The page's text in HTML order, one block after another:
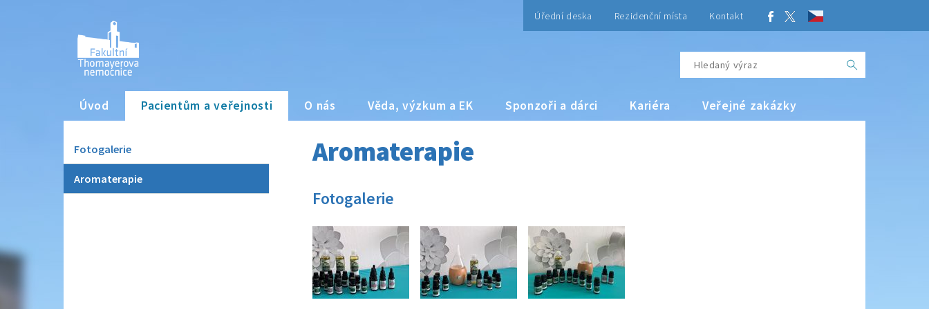
Úřední deska Rezidenční místa Kontakt
Úvod Pacientům a veřejnosti O nás Věda, výzkum a EK Sponzoři a dárci Kariéra Veřejné zakázky
Fotogalerie
Aromaterapie
Aromaterapie
Fotogalerie